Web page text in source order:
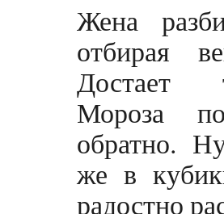
Жена
отбирая
Достает
Мороза
обратно.
же в
радостно